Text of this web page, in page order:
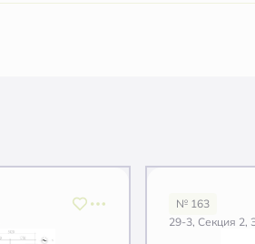
№ 163
29-3, Секция 2,